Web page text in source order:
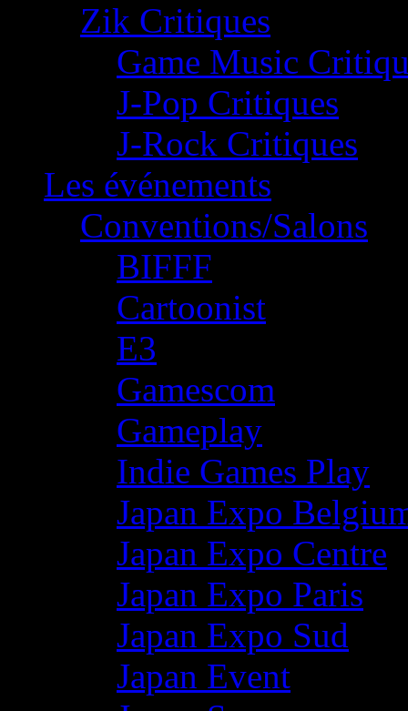
Zik Critiques
Game Music
J-Pop Critiques
J-Rock Critiques
Les événements
Conventions/Salons
BIFFF
Cartoonist
E3
Gamescom
Gameplay
Indie Games Play
Japan Expo
Japan Expo Centre
Japan Expo Paris
Japan Expo Sud
Japan Event